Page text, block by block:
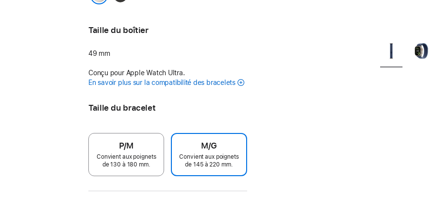
Taille du boîtier
49 mm
Conçu pour Apple Watch Ultra.
En savoir plus sur la compatibilité des bracelets
Taille du bracelet
P/M
Convient aux poignets
de 130 à 180 mm.
M/G
Convient aux poignets
de 145 à 220 mm.